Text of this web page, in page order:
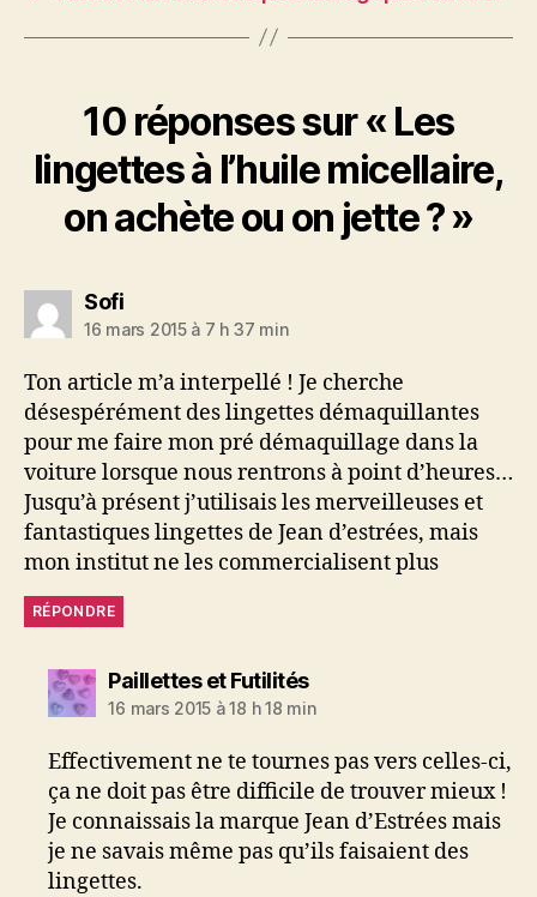
10 réponses sur « Les
lingettes à l’huile micellaire,
on achète ou on jette ? »
Sofidit :
16 mars 2015 à 7 h 37 min
Ton article m’a interpellé ! Je cherche
désespérément des lingettes démaquillantes
pour me faire mon pré démaquillage dans la
voiture lorsque nous rentrons à point d’heures…
Jusqu’à présent j’utilisais les merveilleuses et
fantastiques lingettes de Jean d’estrées, mais
mon institut ne les commercialisent plus
RÉPONDRE
Paillettes et Futilitésdit :
16 mars 2015 à 18 h 18 min
Effectivement ne te tournes pas vers celles-ci,
ça ne doit pas être difficile de trouver mieux !
Je connaissais la marque Jean d’Estrées mais
je ne savais même pas qu’ils faisaient des
lingettes.